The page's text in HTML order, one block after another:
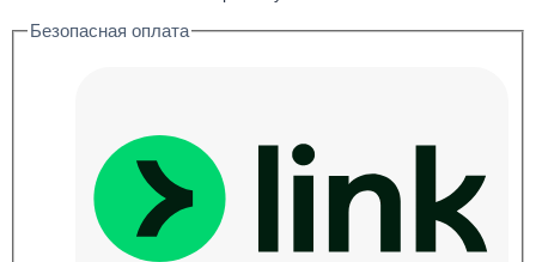
Безопасная оплата